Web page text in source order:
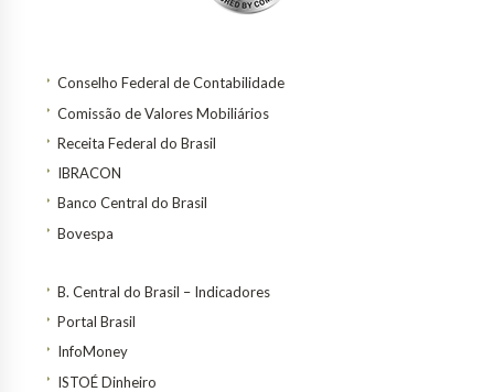
Conselho Federal de Contabilidade
Comissão de Valores Mobiliários
Receita Federal do Brasil
IBRACON
Banco Central do Brasil
Bovespa
B. Central do Brasil – Indicadores
Portal Brasil
InfoMoney
ISTOÉ Dinheiro